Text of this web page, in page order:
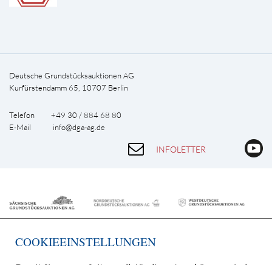
Deutsche Grundstücksauktionen AG
Kurfürstendamm 65, 10707 Berlin
Telefon +49 30 / 884 68 80
E-Mail info@dga-ag.de
INFOLETTER
COOKIEEINSTELLUNGEN